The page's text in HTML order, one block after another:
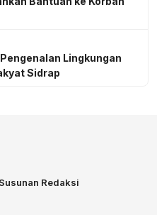
Lingkungan
Sidrap
Susunan Redaksi